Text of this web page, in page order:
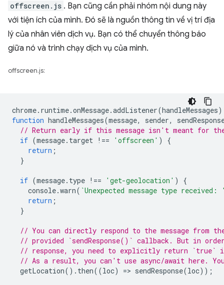
offscreen.js . Bạn cũng cần phải nhóm nội dung này
với tiện ích của mình. Đó sẽ là nguồn thông tin về vị trí địa
lý của nhân viên dịch vụ. Bạn có thể chuyển thông báo
giữa nó và trình chạy dịch vụ của mình.
offscreen.js:
chrome. runtime.onMessage.addListener(handleMessages
function handleMessages(message, sender,
// Return early if this message isn't meant for the
if (message. target !== 'offscreen' )
{
return ;
}
if (message. type !== 'get-geolocation' )
{
console.warn( `Unexpected message type received:
return ;
}
// You can directly respond to the message from
// provided `sendResponse()` callback. But in
// response, you need to explicitly return `true` in
// As a result, you can't use async/await here.
getLocation(). then((loc) => sendResponse(loc));